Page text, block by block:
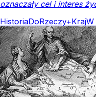
oznaczały cel i interes
HistoriaDoRzeczy+KrajW